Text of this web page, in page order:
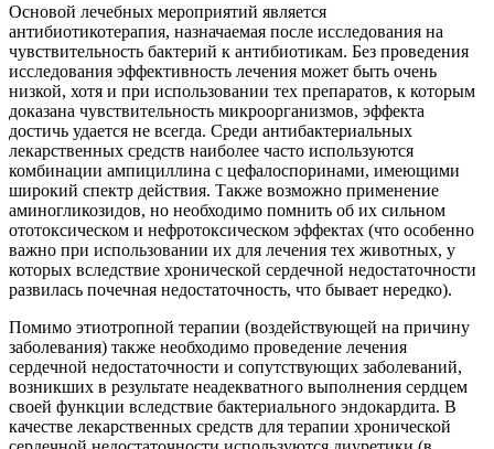
Основой лечебных мероприятий является
антибиотикотерапия, назначаемая после исследования на
чувствительность бактерий к антибиотикам. Без проведения
исследования эффективность лечения может быть очень
низкой, хотя и при использовании тех препаратов, к которым
доказана чувствительность микроорганизмов, эффекта
достичь удается не всегда. Среди антибактериальных
лекарственных средств наиболее часто используются
комбинации ампициллина с цефалоспоринами, имеющими
широкий спектр действия. Также возможно применение
аминогликозидов, но необходимо помнить об их сильном
ототоксическом и нефротоксическом эффектах (что особенно
важно при использовании их для лечения тех животных, у
которых вследствие хронической сердечной недостаточности
развилась почечная недостаточность, что бывает нередко).
Помимо этиотропной терапии (воздействующей на причину
заболевания) также необходимо проведение лечения
сердечной недостаточности и сопутствующих заболеваний,
возникших в результате неадекватного выполнения сердцем
своей функции вследствие бактериального эндокардита. В
качестве лекарственных средств для терапии хронической